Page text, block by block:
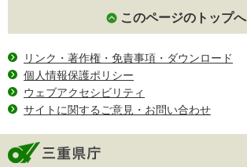
このページのトップへ
リンク・著作権・免責事項・ダウンロード
個人情報保護ポリシー
ウェブアクセシビリティ
サイトに関するご意見・お問い合わせ